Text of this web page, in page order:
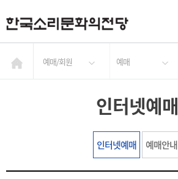
예매/회원 예매
인터넷예매
인터넷예매 예매안내